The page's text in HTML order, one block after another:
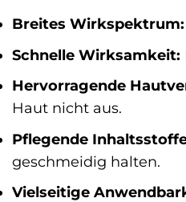
Breites Wirkspektrum:
Schnelle Wirksamkeit:
Hervorragende
Haut nicht aus.
Pflegende
geschmeidig halten.
Vielseitige